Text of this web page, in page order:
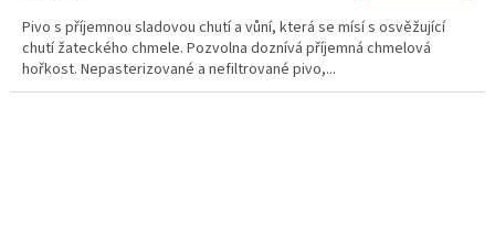
Pivo s příjemnou sladovou chutí a vůní, která se mísí s osvěžující
chutí žateckého chmele. Pozvolna doznívá příjemná chmelová
hořkost. Nepasterizované a nefiltrované pivo,...